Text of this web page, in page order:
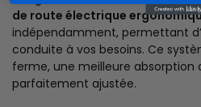
de route électrique
indépendamment, permettant
conduite à vos besoins. Ce
ferme, une meilleure absorption
parfaitement ajustée.